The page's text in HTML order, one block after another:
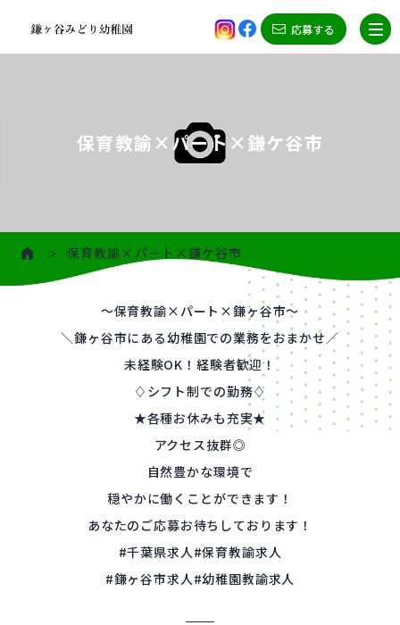
応募する
保育教諭×パート×鎌ケ谷市
保育教諭×パート×鎌ケ谷市
～保育教諭×パート×鎌ヶ谷市～
＼鎌ヶ谷市にある幼稚園での業務をおまかせ／
未経験OK！経験者歓迎！
♢シフト制での勤務♢
★各種お休みも充実★
アクセス抜群◎
自然豊かな環境で
穏やかに働くことができます！
あなたのご応募お待ちしております！
#千葉県求人#保育教諭求人
#鎌ヶ谷市求人#幼稚園教諭求人